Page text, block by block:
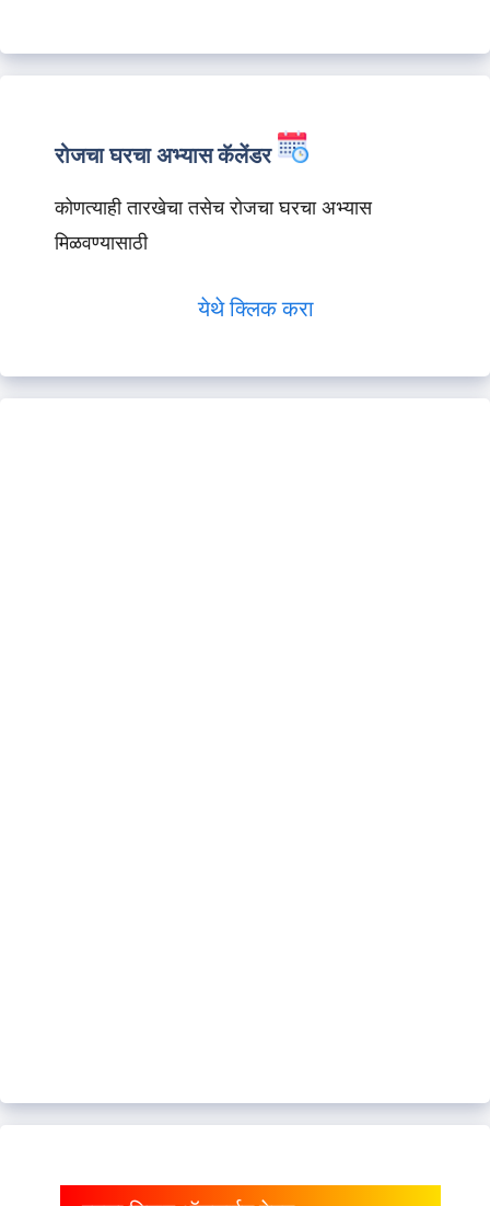
रोजचा घरचा अभ्यास कॅलेंडर
कोणत्याही तारखेचा तसेच रोजचा घरचा अभ्यास
मिळवण्यासाठी
येथे क्लिक करा